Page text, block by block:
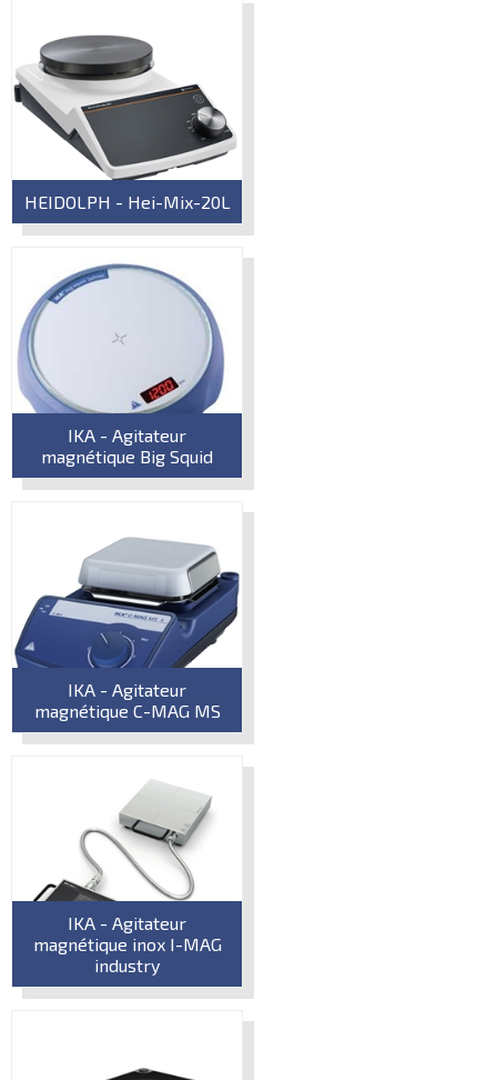
HEIDOLPH - Hei-Mix-20L
IKA - Agitateur
magnétique Big Squid
IKA - Agitateur
magnétique C-MAG MS
IKA - Agitateur
magnétique inox I-MAG
industry